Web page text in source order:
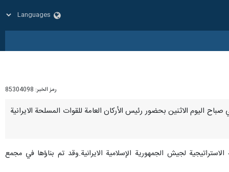
رمز الخبر: 85304098
صباح اليوم الاثنين بحضور رئيس الأركان العامة للقوات المسلحة الايرانية
لجيش الجمهورية الإسلامية الايرانية.وقد تم بناؤها في مجمع